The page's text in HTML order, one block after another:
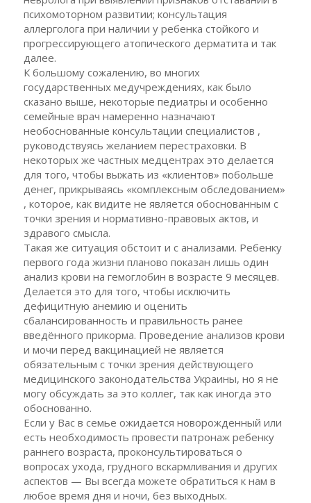
психомоторном развитии; консультация
аллерголога при наличии у ребенка стойкого и
прогрессирующего атопического дерматита и так
далее.
К большому сожалению, во многих
государственных медучреждениях, как было
сказано выше, некоторые педиатры и особенно
семейные врач намеренно назначают
необоснованные консультации специалистов ,
руководствуясь желанием перестраховки. В
некоторых же частных медцентрах это делается
для того, чтобы выжать из «клиентов» побольше
денег, прикрываясь «комплексным обследованием»
, которое, как видите не является обоснованным с
точки зрения и нормативно-правовых актов, и
здравого смысла.
Такая же ситуация обстоит и с анализами. Ребенку
первого года жизни планово показан лишь один
анализ крови на гемоглобин в возрасте 9 месяцев.
Делается это для того, чтобы исключить
дефицитную анемию и оценить
сбалансированность и правильность ранее
введённого прикорма. Проведение анализов крови
и мочи перед вакцинацией не является
обязательным с точки зрения действующего
медицинского законодательства Украины, но я не
могу обсуждать за это коллег, так как иногда это
обоснованно.
Если у Вас в семье ожидается новорожденный или
есть необходимость провести патронаж ребенку
раннего возраста, проконсультироваться о
вопросах ухода, грудного вскармливания и других
аспектов — Вы всегда можете обратиться к нам в
любое время дня и ночи, без выходных.